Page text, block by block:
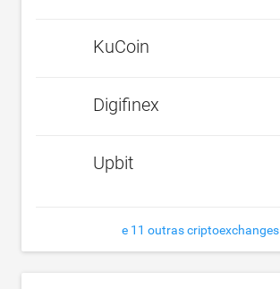
KuCoin
Digifinex
Upbit
e 11 outras criptoexchanges